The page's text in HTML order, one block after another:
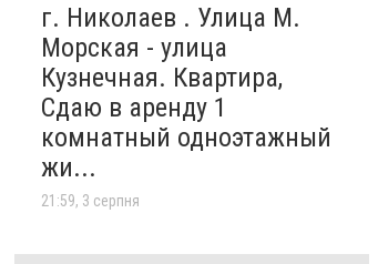
г. Николаев . Улица М.
Морская - улица
Кузнечная. Квартира,
Сдаю в аренду 1
комнатный одноэтажный
жи...
21:59, 3 серпня